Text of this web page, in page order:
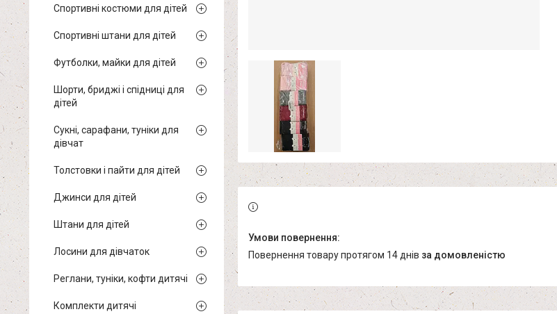
повернення товару протягом 14 днів за домовленістю
Спортивні костюми для дітей
Спортивні штани для дітей
Футболки, майки для дітей
Шорти, бриджі і спідниці для
дітей
Сукні, сарафани, туніки для
дівчат
Толстовки і пайти для дітей
Джинси для дітей
Штани для дітей
Лосини для дівчаток
Реглани, туніки, кофти дитячі
Комплекти дитячі